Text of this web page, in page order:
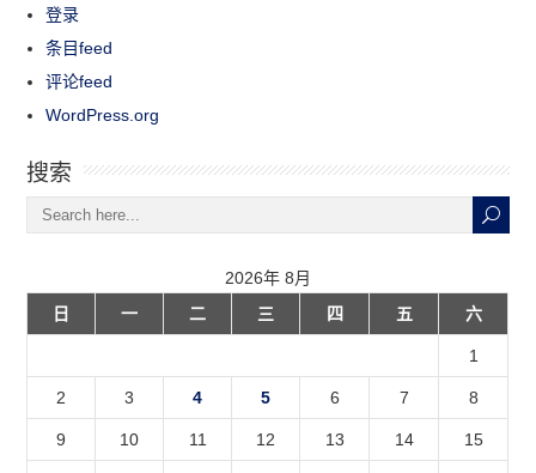
登录
条目feed
评论feed
WordPress.org
搜索
2026年 8月
日
一 二 三 四 五 六
1
2 3 4 5 6 7 8
9 10 11 12 13 14 15